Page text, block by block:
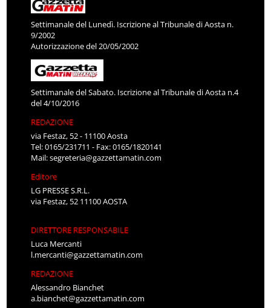
Settimanale del Lunedì. Iscrizione al Tribunale di Aosta n.
9/2002
Autorizzazione del 20/05/2002
Settimanale del Sabato. Iscrizione al Tribunale di Aosta n.4
del 4/10/2016
REDAZIONE
via Festaz, 52 - 11100 Aosta
Tel: 0165/231711 - Fax: 0165/1820141
Mail:segreteria@gazzettamatin.com
Editore
LG PRESSE S.R.L.
via Festaz, 52 11100 AOSTA
DIRETTORE RESPONSABILE
Luca Mercanti
l.mercanti@gazzettamatin.com
REDAZIONE
Alessandro Bianchet
a.bianchet@gazzettamatin.com